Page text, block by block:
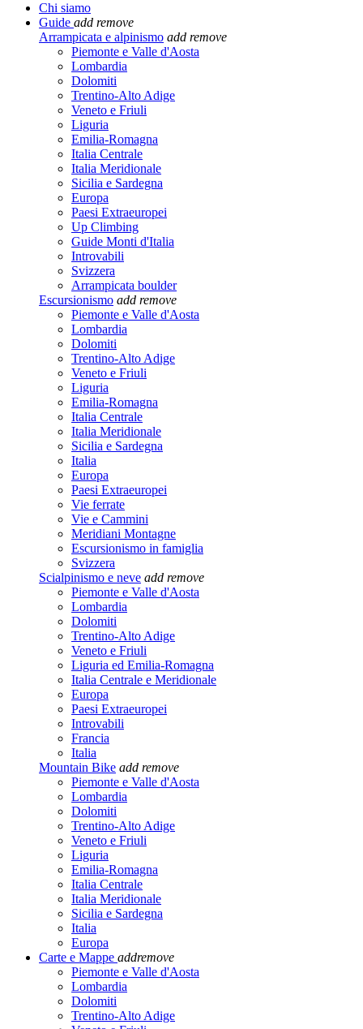
Chi siamo
Guide add remove
Arrampicata e alpinismo add remove
Piemonte e Valle d'Aosta
Lombardia
Dolomiti
Trentino-Alto Adige
Veneto e Friuli
Liguria
Emilia-Romagna
Italia Centrale
Italia Meridionale
Sicilia e Sardegna
Europa
Paesi Extraeuropei
Up Climbing
Guide Monti d'Italia
Introvabili
Svizzera
Arrampicata boulder
Escursionismo add remove
Piemonte e Valle d'Aosta
Lombardia
Dolomiti
Trentino-Alto Adige
Veneto e Friuli
Liguria
Emilia-Romagna
Italia Centrale
Italia Meridionale
Sicilia e Sardegna
Italia
Europa
Paesi Extraeuropei
Vie ferrate
Vie e Cammini
Meridiani Montagne
Escursionismo in famiglia
Svizzera
Scialpinismo e neve add remove
Piemonte e Valle d'Aosta
Lombardia
Dolomiti
Trentino-Alto Adige
Veneto e Friuli
Liguria ed Emilia-Romagna
Italia Centrale e Meridionale
Europa
Paesi Extraeuropei
Introvabili
Francia
Italia
Mountain Bike add remove
Piemonte e Valle d'Aosta
Lombardia
Dolomiti
Trentino-Alto Adige
Veneto e Friuli
Liguria
Emilia-Romagna
Italia Centrale
Italia Meridionale
Sicilia e Sardegna
Italia
Europa
Carte e Mappe addremove
Piemonte e Valle d'Aosta
Lombardia
Dolomiti
Trentino-Alto Adige